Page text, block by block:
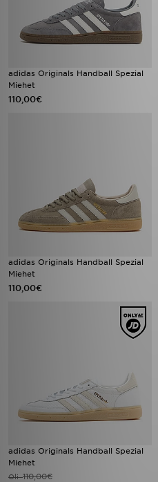
adidas Originals Handball Spezial
Miehet
110,00€
adidas Originals Handball Spezial
Miehet
110,00€
adidas Originals Handball Spezial
Miehet
Oli110,00€